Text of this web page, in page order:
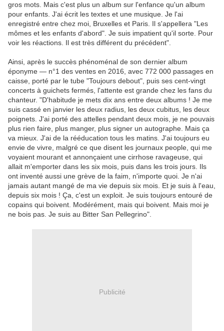
gros mots. Mais c'est plus un album sur l'enfance qu'un album
pour enfants. J'ai écrit les textes et une musique. Je l'ai
enregistré entre chez moi, Bruxelles et Paris. Il s'appellera "Les
mômes et les enfants d'abord". Je suis impatient qu'il sorte. Pour
voir les réactions. Il est très différent du précédent".
Ainsi, après le succès phénoménal de son dernier album
éponyme — n°1 des ventes en 2016, avec 772 000 passages en
caisse, porté par le tube "Toujours debout", puis ses cent-vingt
concerts à guichets fermés, l'attente est grande chez les fans du
chanteur. "D'habitude je mets dix ans entre deux albums ! Je me
suis cassé en janvier les deux radius, les deux cubitus, les deux
poignets. J'ai porté des attelles pendant deux mois, je ne pouvais
plus rien faire, plus manger, plus signer un autographe. Mais ça
va mieux. J'ai de la rééducation tous les matins. J'ai toujours eu
envie de vivre, malgré ce que disent les journaux people, qui me
voyaient mourant et annonçaient une cirrhose ravageuse, qui
allait m'emporter dans les six mois, puis dans les trois jours. Ils
ont inventé aussi une grève de la faim, n'importe quoi. Je n'ai
jamais autant mangé de ma vie depuis six mois. Et je suis à l'eau,
depuis six mois ! Ça, c'est un exploit. Je suis toujours entouré de
copains qui boivent. Modérément, mais qui boivent. Mais moi je
ne bois pas. Je suis au Bitter San Pellegrino".
Publicité